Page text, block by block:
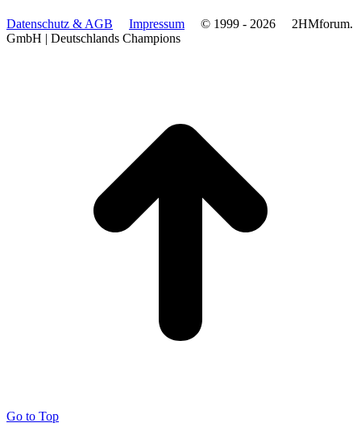
Datenschutz & AGB Impressum © 1999 - 2026 2HMforum.
GmbH | Deutschlands Champions
Go to Top